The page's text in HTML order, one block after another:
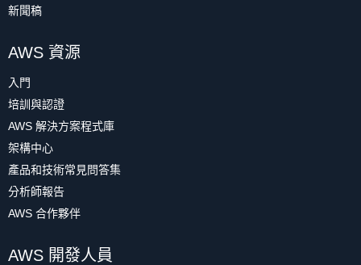
新聞稿
AWS 資源
入門
培訓與認證
AWS 解決方案程式庫
架構中心
產品和技術常見問答集
分析師報告
AWS 合作夥伴
AWS 開發人員